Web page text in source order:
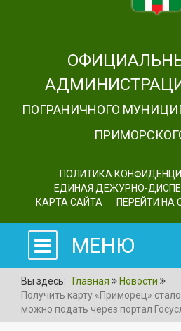
ПОГРАНИЧНОГО
ПОЛИТИКА
ЕДИНАЯ ДЕЖУРНО-
КАРТА САЙТА
ПЕРЕЙТИ НА
МЕНЮ
Вы здесь: Главная
Новости
Получить карту «Приморец»
можно подать через портал